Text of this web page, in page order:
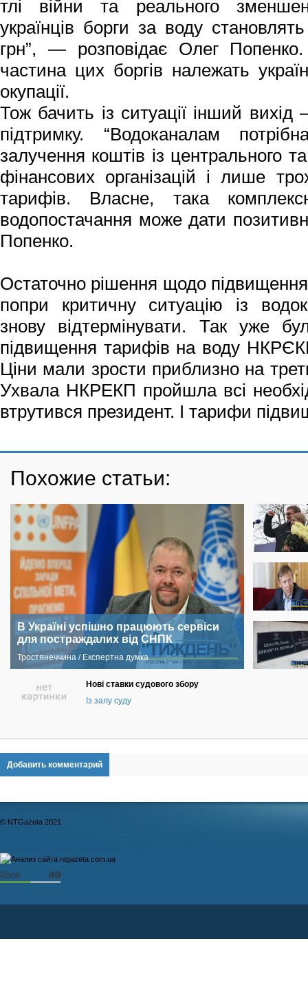
тлі війни та реального
українців борги за воду
грн”, — розповідає Олег
частина цих боргів належать
окупації.
Тож бачить із ситуації інший
підтримку. “Водоканалам
залучення коштів із центрального
фінансових організацій і лише
тарифів. Власне, така
водопостачання може дати
Попенко.
Остаточно рішення щодо
попри критичну ситуацію із
знову відтермінувати. Так уже
підвищення тарифів на воду
Ціни мали зрости приблизно на
Ухвала НКРЕКП пройшла всі
втрутився президент. І тарифи
Похожие статьи:
В Україні успішно працюють сервіси
для постраждалих від СНПК
Тростянеччина / Експертна думка
Нові ставки судового збору
Із залу суду
Добавить комментарий
© NTGazeta 2021